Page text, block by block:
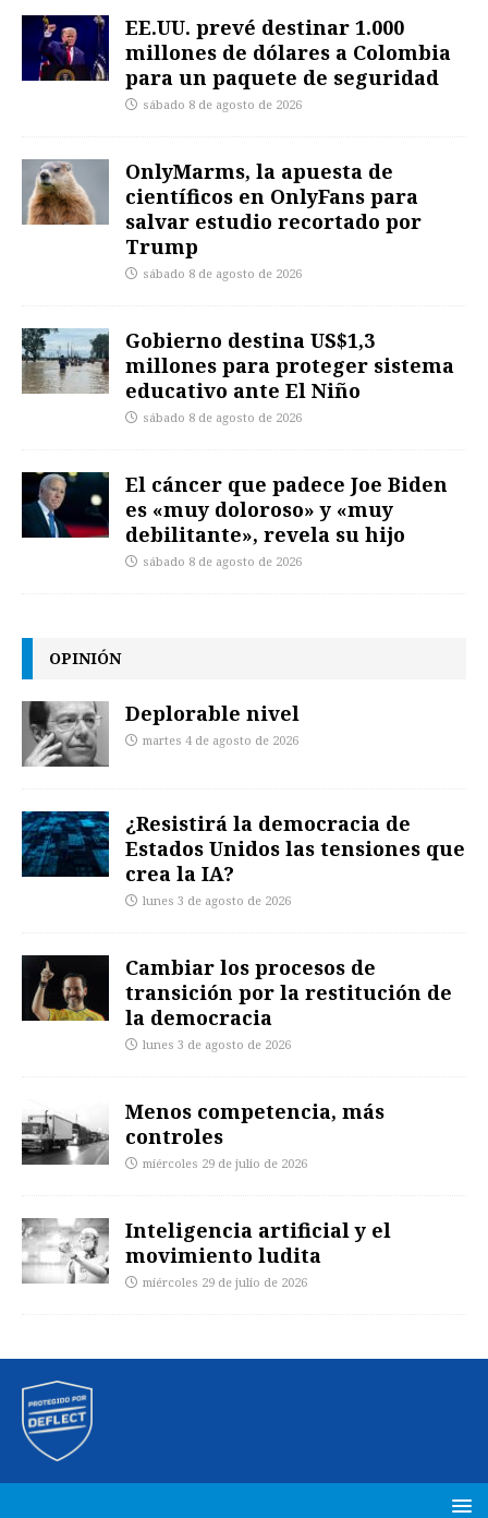
EE.UU. prevé destinar 1.000
millones de dólares a Colombia
para un paquete de seguridad
sábado 8 de agosto de 2026
OnlyMarms, la apuesta de
científicos en OnlyFans para
salvar estudio recortado por
Trump
sábado 8 de agosto de 2026
Gobierno destina US$1,3
millones para proteger sistema
educativo ante El Niño
sábado 8 de agosto de 2026
El cáncer que padece Joe Biden
es «muy doloroso» y «muy
debilitante», revela su hijo
sábado 8 de agosto de 2026
OPINIÓN
Deplorable nivel
martes 4 de agosto de 2026
¿Resistirá la democracia de
Estados Unidos las tensiones que
crea la IA?
lunes 3 de agosto de 2026
Cambiar los procesos de
transición por la restitución de
la democracia
lunes 3 de agosto de 2026
Menos competencia, más
controles
miércoles 29 de julio de 2026
Inteligencia artificial y el
movimiento ludita
miércoles 29 de julio de 2026